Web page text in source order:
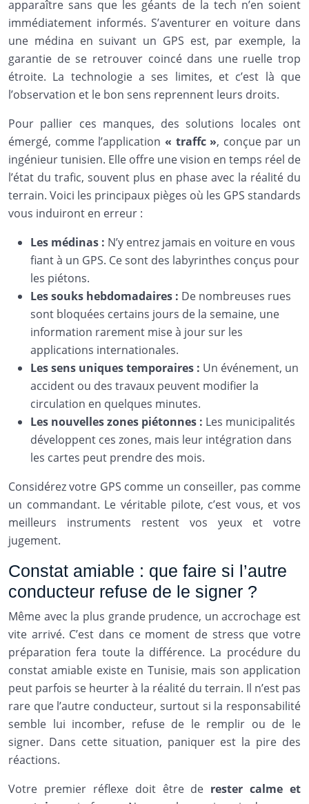
apparaître sans que les géants de la tech n’en soient
immédiatement informés. S’aventurer en voiture dans
une médina en suivant un GPS est, par exemple, la
garantie de se retrouver coincé dans une ruelle trop
étroite. La technologie a ses limites, et c’est là que
l’observation et le bon sens reprennent leurs droits.
Pour pallier ces manques, des solutions locales ont
émergé, comme l’application « traffc », conçue par un
ingénieur tunisien. Elle offre une vision en temps réel de
l’état du trafic, souvent plus en phase avec la réalité du
terrain. Voici les principaux pièges où les GPS standards
vous induiront en erreur :
Les médinas : N’y entrez jamais en voiture en vous
fiant à un GPS. Ce sont des labyrinthes conçus pour
les piétons.
Les souks hebdomadaires : De nombreuses rues
sont bloquées certains jours de la semaine, une
information rarement mise à jour sur les
applications internationales.
Les sens uniques temporaires : Un événement, un
accident ou des travaux peuvent modifier la
circulation en quelques minutes.
Les nouvelles zones piétonnes : Les municipalités
développent ces zones, mais leur intégration dans
les cartes peut prendre des mois.
Considérez votre GPS comme un conseiller, pas comme
un commandant. Le véritable pilote, c’est vous, et vos
meilleurs instruments restent vos yeux et votre
jugement.
Constat amiable : que faire si l’autre
conducteur refuse de le signer ?
Même avec la plus grande prudence, un accrochage est
vite arrivé. C’est dans ce moment de stress que votre
préparation fera toute la différence. La procédure du
constat amiable existe en Tunisie, mais son application
peut parfois se heurter à la réalité du terrain. Il n’est pas
rare que l’autre conducteur, surtout si la responsabilité
semble lui incomber, refuse de le remplir ou de le
signer. Dans cette situation, paniquer est la pire des
réactions.
Votre premier réflexe doit être de rester calme et